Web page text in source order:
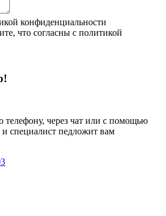
конфиденциальности
что согласны с политикой
телефону, через чат или с помощью
специалист педложит вам